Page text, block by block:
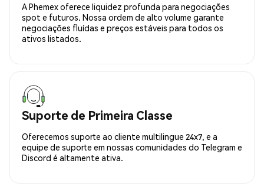
A Phemex oferece liquidez profunda para negociações
spot e futuros. Nossa ordem de alto volume garante
negociações fluídas e preços estáveis para todos os
ativos listados.
Suporte de Primeira Classe
Oferecemos suporte ao cliente multilingue 24x7, e a
equipe de suporte em nossas comunidades do Telegram e
Discord é altamente ativa.